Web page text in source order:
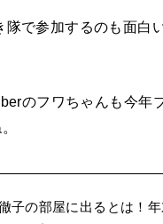
隊で参加するのも面白
のフワちゃんも今年
子の部屋に出るとは！